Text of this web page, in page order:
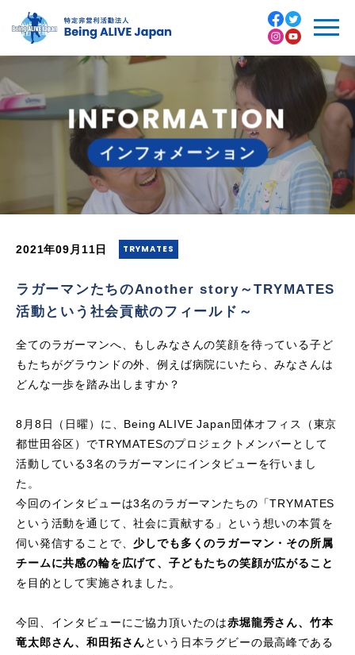
ラ
ガ
社
会
貢
療,
私たちについて
- 代表紹介
- 地域プログラム
- オンラインプログラム
- ラガーマンプログラム
- リーダーシップ醸成・実践事業
- 募集要項
あなたにできること
- ボランティア
- 学生インターン
- あおスポWALK
Facebook
Twitter
Instagram
Youtube
INFORMATION
インフォメーション
2021年09月11日 TRYMATES
ラガーマンたちのAnother story～TRYMATES
活動という社会貢献のフィールド～
全てのラガーマンへ、もしみなさんの笑顔を待っている子ど
もたちがグラウンドの外、例えば病院にいたら、みなさんは
どんな一歩を踏み出しますか？
8月8日（日曜）に、Being ALIVE Japan団体オフィス（東京
都世田谷区）でTRYMATESのプロジェクトメンバーとして
活動している3名のラガーマンにインタビューを行いまし
た。
今回のインタビューは3名のラガーマンたちの「TRYMATES
という活動を通じて、社会に貢献する」という想いの本質を
伺い発信することで、少しでも多くのラガーマン・その所属
チームに共感の輪を広げて、子どもたちの笑顔が広がること
を目的として実施されました。
今回、インタビューにご協力頂いたのは赤堀龍秀さん、竹本
竜太郎さん、和田拓さんという日本ラグビーの最高峰である